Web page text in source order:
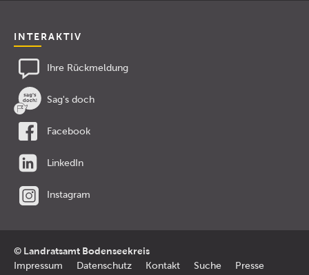
INTERAKTIV
Ihre Rückmeldung
Sag's doch
Facebook
LinkedIn
Instagram
© Landratsamt Bodenseekreis
Impressum Datenschutz Kontakt Suche Presse